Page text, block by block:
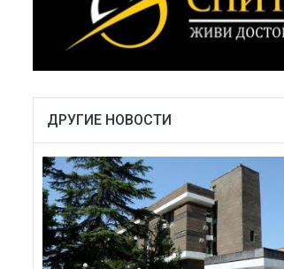
ДРУГИЕ НОВОСТИ